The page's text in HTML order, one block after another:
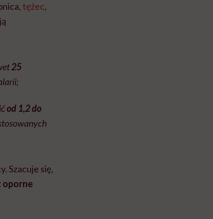
tężec,
25
od 1,2 do
Szacuje się,
oporne